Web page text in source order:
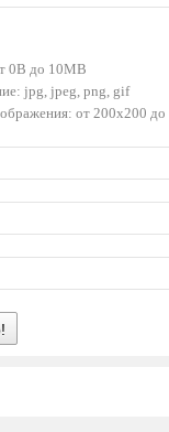
0B до 10MB
jpg, jpeg, png, gif
от 200x200